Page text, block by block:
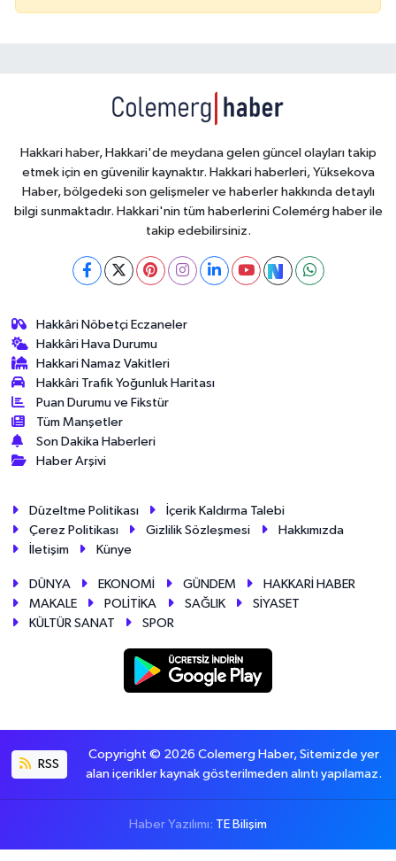
Hakkari haber, Hakkari'de meydana gelen güncel olayları takip
etmek için en güvenilir kaynaktır. Hakkari haberleri, Yüksekova
Haber, bölgedeki son gelişmeler ve haberler hakkında detaylı
bilgi sunmaktadır. Hakkari'nin tüm haberlerini Colemérg haber ile
takip edebilirsiniz.
Hakkâri Nöbetçi Eczaneler
Hakkâri Hava Durumu
Hakkari Namaz Vakitleri
Hakkâri Trafik Yoğunluk Haritası
Puan Durumu ve Fikstür
Tüm Manşetler
Son Dakika Haberleri
Haber Arşivi
Düzeltme Politikası
İçerik Kaldırma Talebi
Çerez Politikası
Gizlilik Sözleşmesi
Hakkımızda
İletişim
Künye
DÜNYA EKONOMİ GÜNDEM
HAKKARİ HABER
MAKALE
POLİTİKA SAĞLIK
SİYASET
KÜLTÜR SANAT
SPOR
RSS
Copyright © 2026 Colemerg Haber, Sitemizde yer
alan içerikler kaynak gösterilmeden alıntı yapılamaz.
Haber Yazılımı: TE Bilişim